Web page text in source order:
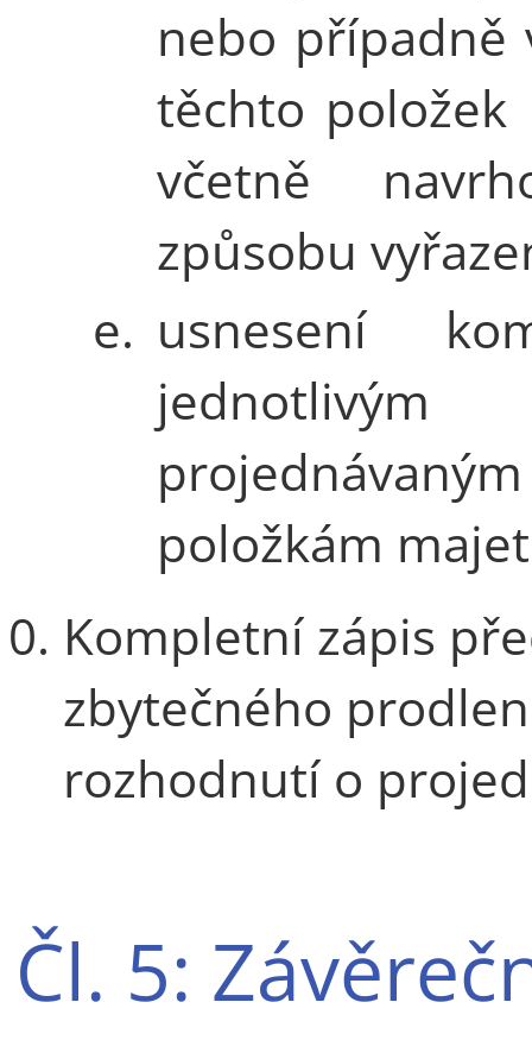
nebo případně
těchto položek
včetně
způsobu
e. usnesení
jednotlivým
projednávaným
položkám
Kompletní zápis
zbytečného
rozhodnutí o
Čl. 5: